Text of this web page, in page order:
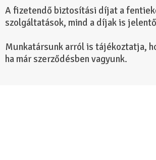
A fizetendő biztosítási díjat a
szolgáltatások, mind a díjak is
Munkatársunk arról is tájékoztatja,
ha már szerződésben vagyunk.